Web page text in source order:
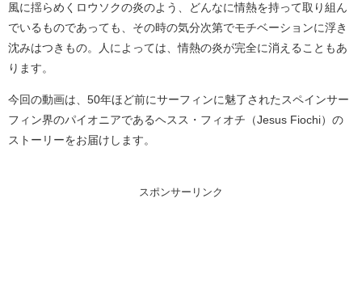
風に揺らめくロウソクの炎のよう、どんなに情熱を持って取り組ん
でいるものであっても、その時の気分次第でモチベーションに浮き
沈みはつきもの。人によっては、情熱の炎が完全に消えることもあ
ります。
今回の動画は、50年ほど前にサーフィンに魅了されたスペインサー
フィン界のパイオニアであるヘスス・フィオチ（Jesus Fiochi）の
ストーリーをお届けします。
スポンサーリンク